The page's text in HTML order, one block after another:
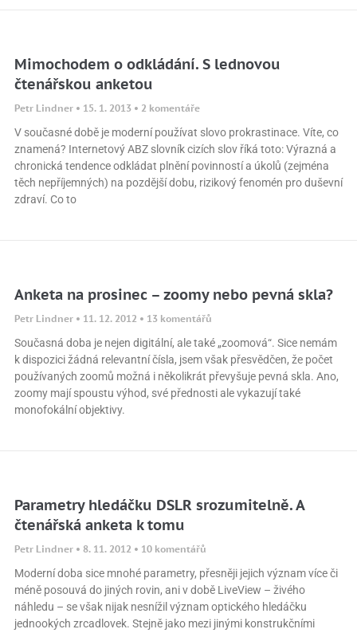
Mimochodem o odkládání. S lednovou
čtenářskou anketou
Petr Lindner 15. 1. 2013 2 komentáře
V současné době je moderní používat slovo prokrastinace. Víte, co
znamená? Internetový ABZ slovník cizích slov říká toto: Výrazná a
chronická tendence odkládat plnění povinností a úkolů (zejména
těch nepříjemných) na pozdější dobu, rizikový fenomén pro duševní
zdraví. Co to
Anketa na prosinec – zoomy nebo pevná skla?
Petr Lindner 11. 12. 2012 13 komentářů
Současná doba je nejen digitální, ale také „zoomová“. Sice nemám
k dispozici žádná relevantní čísla, jsem však přesvědčen, že počet
používaných zoomů možná i několikrát převyšuje pevná skla. Ano,
zoomy mají spoustu výhod, své přednosti ale vykazují také
monofokální objektivy.
Parametry hledáčku DSLR srozumitelně. A
čtenářská anketa k tomu
Petr Lindner 8. 11. 2012 10 komentářů
Moderní doba sice mnohé parametry, přesněji jejich význam více či
méně posouvá do jiných rovin, ani v době LiveView – živého
náhledu – se však nijak nesnížil význam optického hledáčku
jednookých zrcadlovek. Stejně jako mezi jinými konstrukčními